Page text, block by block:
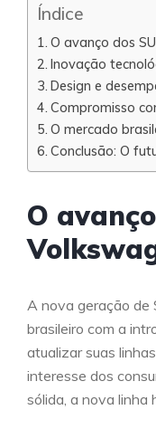
Índice
O avanço dos
Inovação
Design e
Compromisso
O mercado
Conclusão: O
O
A nova geração de
brasileiro com a
atualizar suas
interesse dos
sólida, a nova linha